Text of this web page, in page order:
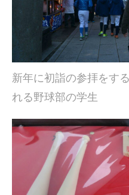
新年に初詣の参拝をす
れる野球部の学生